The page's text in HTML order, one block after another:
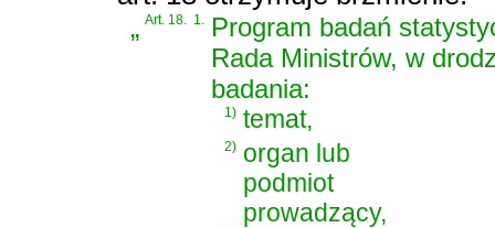
„Art. 18. 1. Program badań
Rada Ministrów, w
badania:
1) temat,
2) organ lub
podmiot
prowadzący,